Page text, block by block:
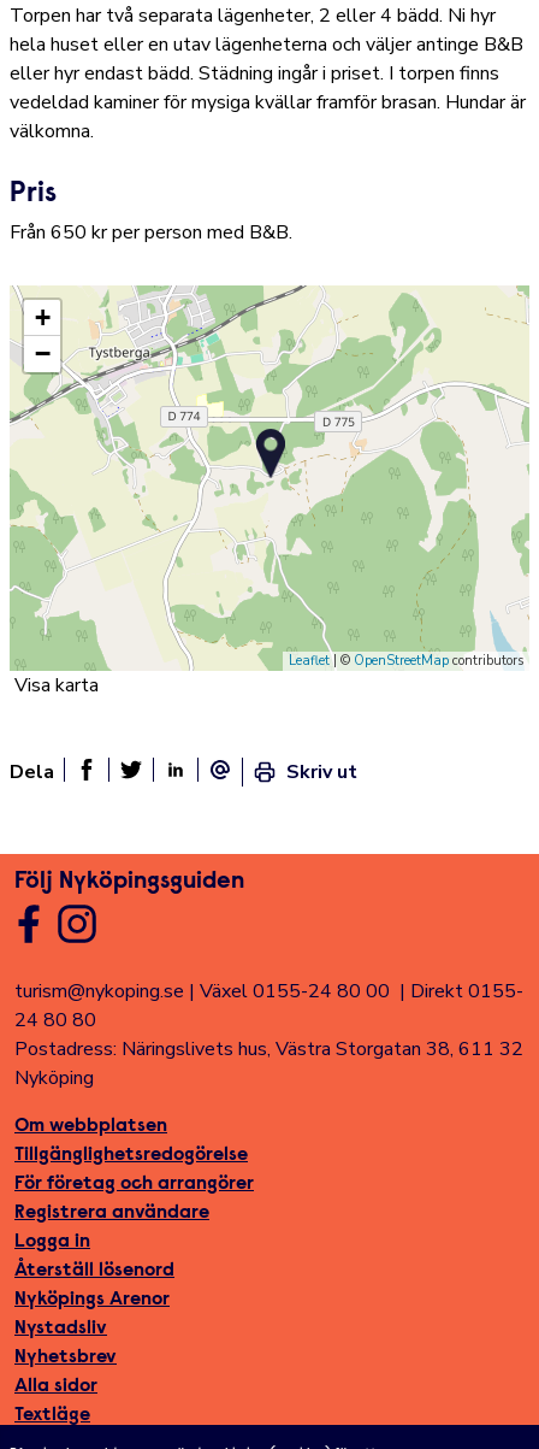
Torpen har två separata lägenheter, 2 eller 4 bädd. Ni hyr
hela huset eller en utav lägenheterna och väljer antinge B&B
eller hyr endast bädd. Städning ingår i priset. I torpen finns
vedeldad kaminer för mysiga kvällar framför brasan. Hundar är
välkomna.
Pris
Från 650 kr per person med B&B.
+
−
Leaflet| © OpenStreetMap contributors
Visa karta
Dela
Dela sidan på Facebook
E-post
Skriv ut
Följ Nyköpingsguiden
turism@nykoping.se | Växel 0155-24 80 00 | Direkt 0155-
24 80 80
Postadress: Näringslivets hus, Västra Storgatan 38, 611 32
Nyköping
Om webbplatsen
Tillgänglighetsredogörelse
För företag och arrangörer
Registrera användare
Logga in
Återställ lösenord
Nyköpings Arenor
Nystadsliv
Nyhetsbrev
Alla sidor
Textläge